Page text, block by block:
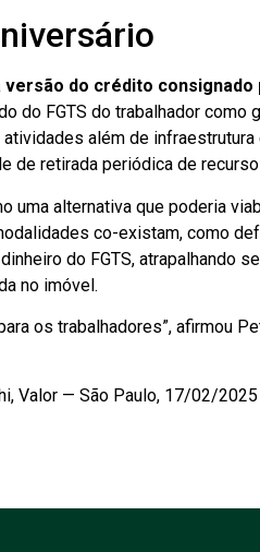
versão do crédito consignado
do FGTS do trabalhador como
além de infraestrutura
de retirada periódica de
uma alternativa que poderia
co-existam, como
do FGTS, atrapalhando
no imóvel.
os trabalhadores”, afirmou
Valor — São Paulo, 17/02/2025